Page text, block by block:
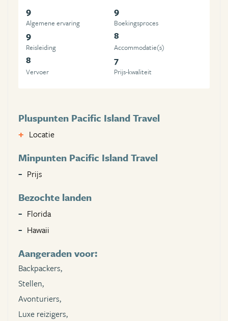
9
Algemene ervaring
9
Boekingsproces
9
Reisleiding
8
Accommodatie(s)
8
Vervoer
7
Prijs-kwaliteit
Pluspunten Pacific Island Travel
Locatie
Minpunten Pacific Island Travel
Prijs
Bezochte landen
Florida
Hawaii
Aangeraden voor:
Backpackers,
Stellen,
Avonturiers,
Luxe reizigers,